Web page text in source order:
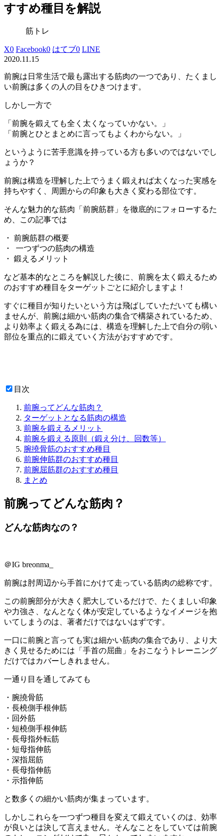
すすめ種目を解説
筋トレ
X0 Facebook0 はてブ0 LINE
2020.11.15
前腕は日常生活で最も露出する筋肉の一つであり、たくまし
い前腕は多くの人の目をひきつけます。
しかし一方で
「前腕を鍛えても全く太くなっていかない。」
「前腕とひとまとめに言ってもよくわからない。」
というように苦手意識を持っている方も多いのではないでし
ょうか？
前腕は構造を理解した上でうまく鍛えれば太くなった実感を
持ちやすく、周囲からの印象も大きく変わる部位です。
そんな魅力的な筋肉「前腕筋群」を徹底的にフォローするた
め、この記事では
・ 前腕筋群の概要
・ 一つずつの筋肉の構造
・ 鍛えるメリット
など基本的なところを解説 した後に、 前腕を太く鍛えるため
のおすすめ種目 をターゲットごとに紹介しますよ！
すぐに種目が知りたいという方は飛ばしていただいても構い
ませんが、前腕は細かい筋肉の集合で構築されているため、
より効率よく鍛える為には、 構造を理解した上で自分の弱い
部位を重点的に鍛えていく方法がおすすめです。
目次
前腕ってどんな筋肉？
ターゲットとなる筋肉の構造
前腕を鍛えるメリット
前腕を鍛える原則（鍛え分け、回数等）
腕撓骨筋のおすすめ種目
前腕伸筋群のおすすめ種目
前腕屈筋群のおすすめ種目
まとめ
前腕ってどんな筋肉？
どんな筋肉なの？
＠IG breonma_
前腕は 肘周辺から手首にかけて走っている筋肉の総称です。
この前腕部分が大きく肥大しているだけで、たくましい印象
や力強さ、なんとなく体が安定しているようなイメージを抱
いてしまうのは、著者だけではないはずです。
一口に前腕と言っても実は細かい筋肉の集合であり、より大
きく見せるためには「手首の屈曲」をおこなうトレーニング
だけではカバーしきれません。
一通り目を通してみても
・腕撓骨筋
・長橈側手根伸筋
・回外筋
・短橈側手根伸筋
・長母指外転筋
・短母指伸筋
・深指屈筋
・長母指伸筋
・示指伸筋
と数多くの細かい筋肉が集まっています。
しかしこれらを一つずつ種目を変えて鍛えていくのは、効率
が良いとは決して言えません。そんなことをしていては前腕